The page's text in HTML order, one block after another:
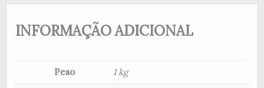
INFORMAÇÃO ADICIONAL
Peso 1 kg